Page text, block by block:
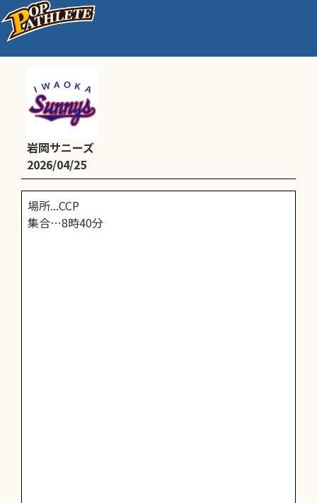
6年チーム 1日練習
岩岡サニーズ
2026/04/25
場所...CCP
集合…8時40分